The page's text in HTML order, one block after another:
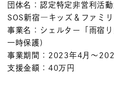
団体名：認定特定非営利活
SOS新宿―キッズ＆ファミリ
事業名：シェルター「雨宿
一時保護)
事業期間：2023年4月～
支援金額：40万円